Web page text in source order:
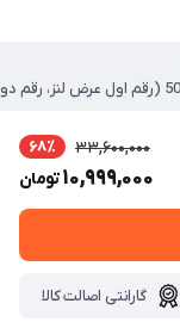
33,600,000 68٪
10,999,000تومان
گارانتی اصالت کالا